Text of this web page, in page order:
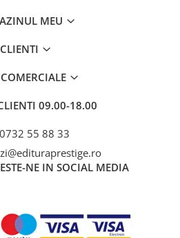
MEU
CLIENTI
09.00-18.00
0732 55 88 33
NE IN SOCIAL MEDIA